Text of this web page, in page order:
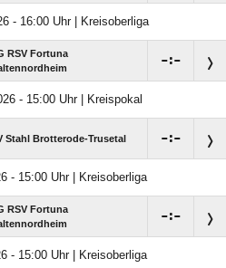
- 16:00 Uhr | Kreisoberliga
RSV Fortuna
:
- 15:00 Uhr | Kreispokal
Stahl Brotterode-Trusetal :
- 15:00 Uhr | Kreisoberliga
RSV Fortuna
:
- 15:00 Uhr | Kreisoberliga